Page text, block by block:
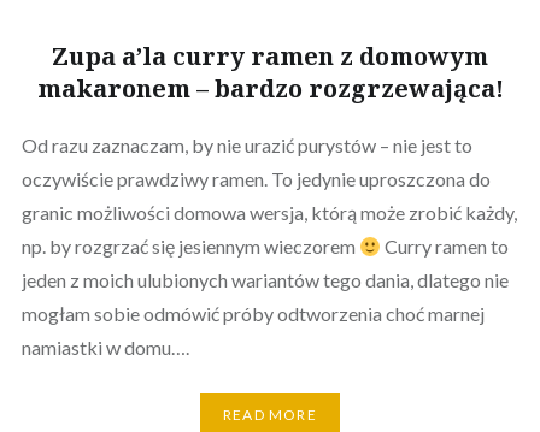
Zupa a’la curry ramen z domowym
makaronem – bardzo rozgrzewająca!
Od razu zaznaczam, by nie urazić purystów – nie jest to
oczywiście prawdziwy ramen. To jedynie uproszczona do
granic możliwości domowa wersja, którą może zrobić każdy,
np. by rozgrzać się jesiennym wieczorem
Curry ramen to
jeden z moich ulubionych wariantów tego dania, dlatego nie
mogłam sobie odmówić próby odtworzenia choć marnej
namiastki w domu….
READ MORE